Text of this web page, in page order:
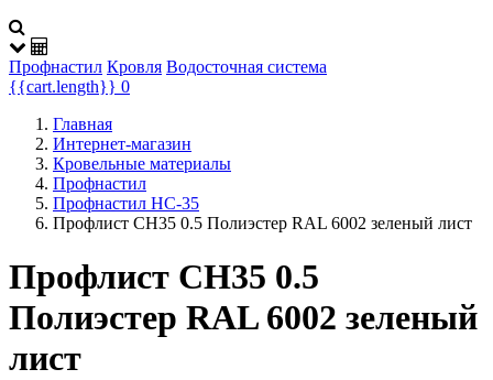
Профнастил Кровля Водосточная система
{{cart.length}} 0
Главная
Интернет-магазин
Кровельные материалы
Профнастил
Профнастил НС-35
Профлист СН35 0.5 Полиэстер RAL 6002 зеленый лист
Профлист СН35 0.5
Полиэстер RAL 6002 зеленый
лист